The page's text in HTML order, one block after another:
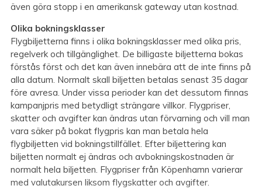
även göra stopp i en amerikansk gateway utan kostnad.
Olika bokningsklasser
Flygbiljetterna finns i olika bokningsklasser med olika pris,
regelverk och tillgänglighet. De billigaste biljetterna bokas
förstås först och det kan även innebära att de inte finns på
alla datum. Normalt skall biljetten betalas senast 35 dagar
före avresa. Under vissa perioder kan det dessutom finnas
kampanjpris med betydligt strängare villkor. Flygpriser,
skatter och avgifter kan ändras utan förvarning och vill man
vara säker på bokat flygpris kan man betala hela
flygbiljetten vid bokningstillfället. Efter biljettering kan
biljetten normalt ej ändras och avbokningskostnaden är
normalt hela biljetten. Flygpriser från Köpenhamn varierar
med valutakursen liksom flygskatter och avgifter.